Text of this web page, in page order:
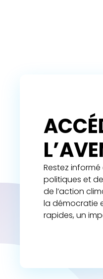
Restez
politiques et
de l’action
la démocratie
rapides, un